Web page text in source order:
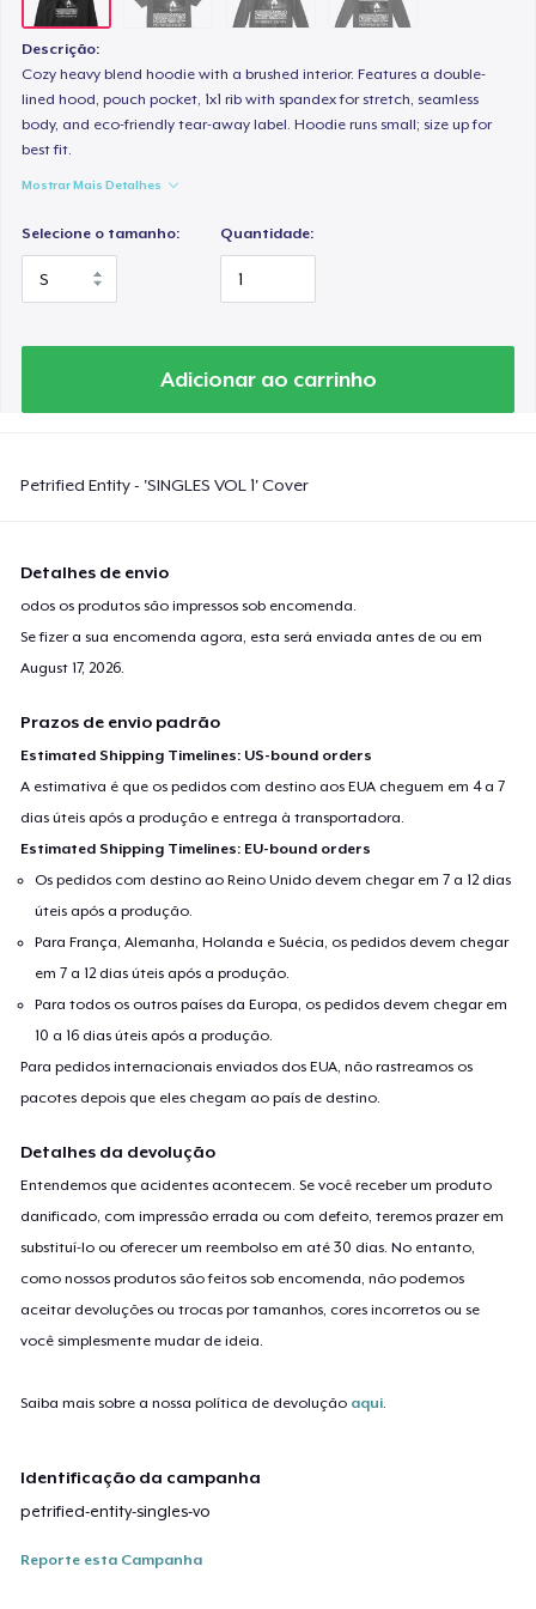
Descrição:
Cozy heavy blend hoodie with a brushed interior. Features a double-
lined hood, pouch pocket, 1x1 rib with spandex for stretch, seamless
body, and eco-friendly tear-away label. Hoodie runs small; size up for
best fit.
Mostrar Mais Detalhes
Selecione o tamanho: Quantidade:
Adicionar ao carrinho
Petrified Entity - 'SINGLES VOL 1' Cover
Detalhes de envio
odos os produtos são impressos sob encomenda.
Se fizer a sua encomenda agora, esta será enviada antes de ou em
August 17, 2026.
Prazos de envio padrão
Estimated Shipping Timelines: US-bound orders
A estimativa é que os pedidos com destino aos EUA cheguem em 4 a 7
dias úteis após a produção e entrega à transportadora.
Estimated Shipping Timelines: EU-bound orders
Os pedidos com destino ao Reino Unido devem chegar em 7 a 12 dias
úteis após a produção.
Para França, Alemanha, Holanda e Suécia, os pedidos devem chegar
em 7 a 12 dias úteis após a produção.
Para todos os outros países da Europa, os pedidos devem chegar em
10 a 16 dias úteis após a produção.
Para pedidos internacionais enviados dos EUA, não rastreamos os
pacotes depois que eles chegam ao país de destino.
Detalhes da devolução
Entendemos que acidentes acontecem. Se você receber um produto
danificado, com impressão errada ou com defeito, teremos prazer em
substituí-lo ou oferecer um reembolso em até 30 dias. No entanto,
como nossos produtos são feitos sob encomenda, não podemos
aceitar devoluções ou trocas por tamanhos, cores incorretos ou se
você simplesmente mudar de ideia.
Saiba mais sobre a nossa política de devolução aqui.
Identificação da campanha
petrified-entity-singles-vo
Reporte esta Campanha